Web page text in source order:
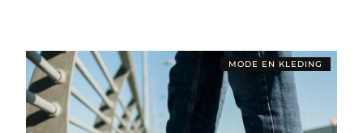
MODE EN KLEDING